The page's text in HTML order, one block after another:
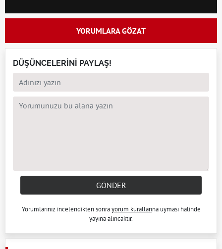
YORUMLARA GÖZAT
DÜŞÜNCELERİNİ PAYLAŞ!
GÖNDER
Yorumlarınız incelendikten sonrayorum kurallarına uyması halinde
yayına alıncaktır.